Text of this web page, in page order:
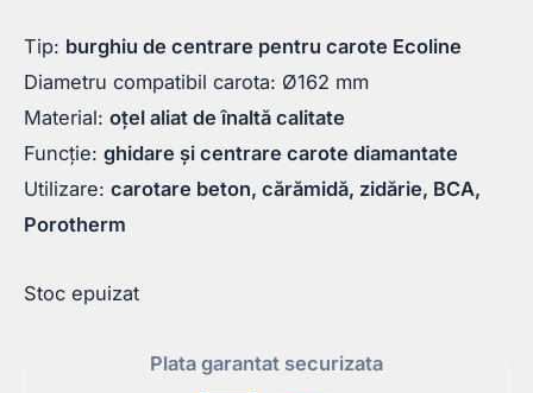
Tip: burghiu de centrare pentru carote Ecoline
Diametru compatibil carota: Ø162 mm
Material: oțel aliat de înaltă calitate
Funcție: ghidare și centrare carote diamantate
Utilizare: carotare beton, cărămidă, zidărie, BCA,
Porotherm
Stoc epuizat
Plata garantat securizata